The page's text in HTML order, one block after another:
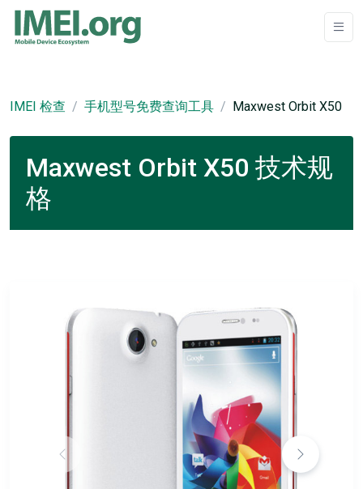
IMEI 检查 手机型号免费查询工具 Maxwest Orbit X50
Maxwest Orbit X50 技术规
格